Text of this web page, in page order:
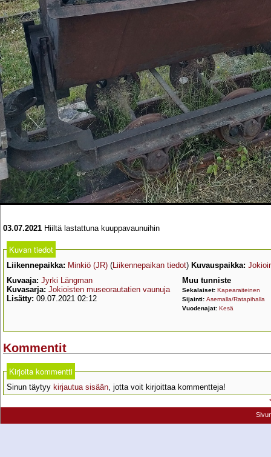
03.07.2021 Hiiltä lastattuna kuuppavaunuihin
Kuvan tiedot
Liikennepaikka: Minkiö (JR) (Liikennepaikan tiedot) Kuvauspaikka:
Kuvaaja: Jyrki Längman
Kuvasarja: Jokioisten museorautatien vaunuja
Lisätty: 09.07.2021 02:12
Muu tunniste
Sekalaiset: Kapearaiteinen
Sijainti: Asemalla/Ratapihalla
Vuodenajat: Kesä
Kommentit
Kirjoita kommentti
Sinun täytyy kirjautua sisään, jotta voit kirjoittaa kommentteja!